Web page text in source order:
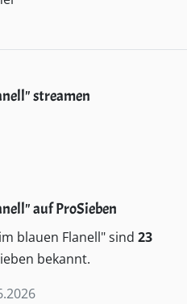
streamen
auf ProSieben
blauen Flanell" sind 23
bekannt.